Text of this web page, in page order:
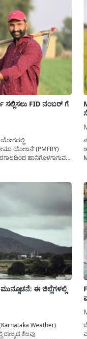
ಸಲ್ಲಿಸಲು FID ನಂಬರ್ ಗೆ
ಯೋಜನೆ’ (PMFBY)
ಹಾನಿಗೊಳಗಾಗುವ
ಈ ಜಿಲ್ಲೆಗಳಲ್ಲಿ
Weather)
ರಾಜ್ಯದ ಕೆಲವು